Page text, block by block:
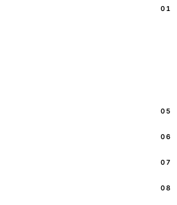
01
05
06
07
08